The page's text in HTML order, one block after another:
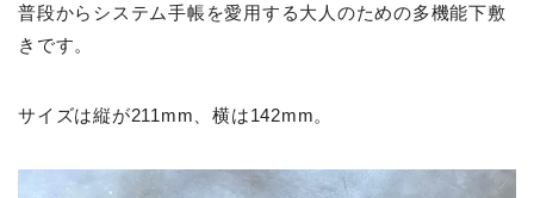
普段からシステム手帳を愛用する大人のための多機能下敷
きです。
サイズは縦が211mm、横は142mm。